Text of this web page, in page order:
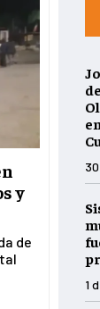
y
de
1